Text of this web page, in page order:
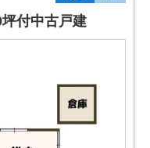
付中古戸建